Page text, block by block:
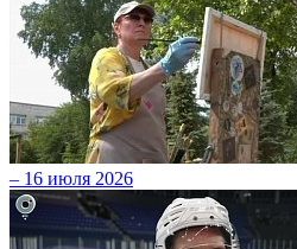
– 16 июля 2026